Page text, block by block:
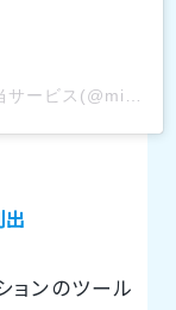
出
ョンのツール